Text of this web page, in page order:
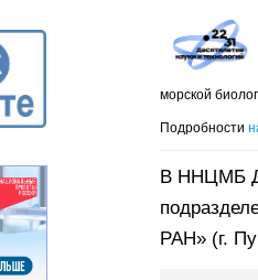
морской
Подробности
В ННЦМБ
РАН» (г.